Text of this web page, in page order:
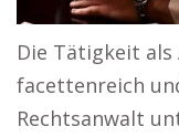
Die Tätigkeit
facettenreich
Rechtsanwalt